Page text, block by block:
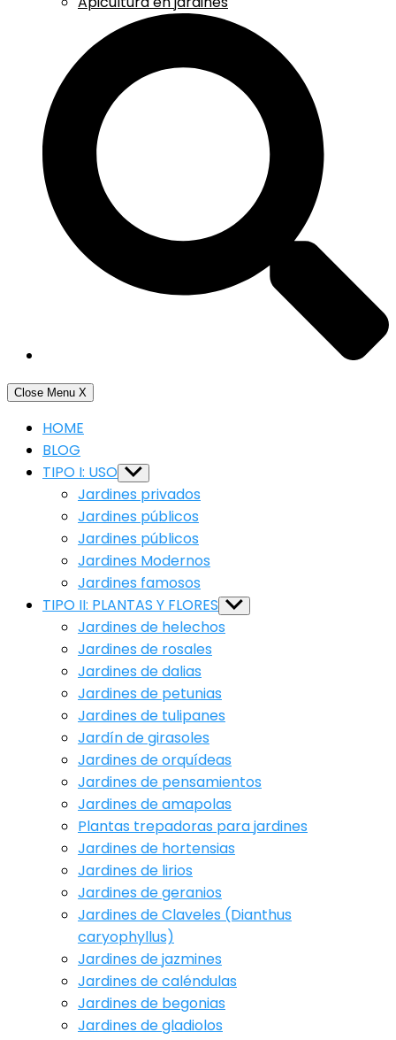
Close Menu X
HOME
BLOG
TIPO I: USO Show
sub
menu
Jardines privados
Jardines públicos
Jardines públicos
Jardines Modernos
Jardines famosos
TIPO II: PLANTAS Y FLORES Show
sub
menu
Jardines de helechos
Jardines de rosales
Jardines de dalias
Jardines de petunias
Jardines de tulipanes
Jardín de girasoles
Jardines de orquídeas
Jardines de pensamientos
Jardines de amapolas
Plantas trepadoras para jardines
Jardines de hortensias
Jardines de lirios
Jardines de geranios
Jardines de Claveles (Dianthus
caryophyllus)
Jardines de jazmines
Jardines de caléndulas
Jardines de begonias
Jardines de gladiolos